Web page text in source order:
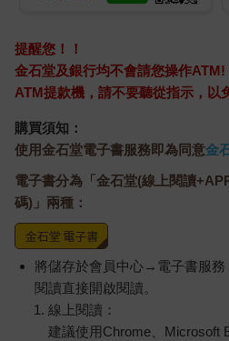
提醒您！！
金石堂及銀行均不會請您操作
ATM提款機，請不要聽從指示，以
購買須知：
使用金石堂電子書服務即為同意金
電子書分為「金石堂(線上閱讀
碼)」兩種：
將儲存於會員中心→電子書服務
閱讀直接開啟閱讀。
線上閱讀：
建議使用Chrome、Microsoft